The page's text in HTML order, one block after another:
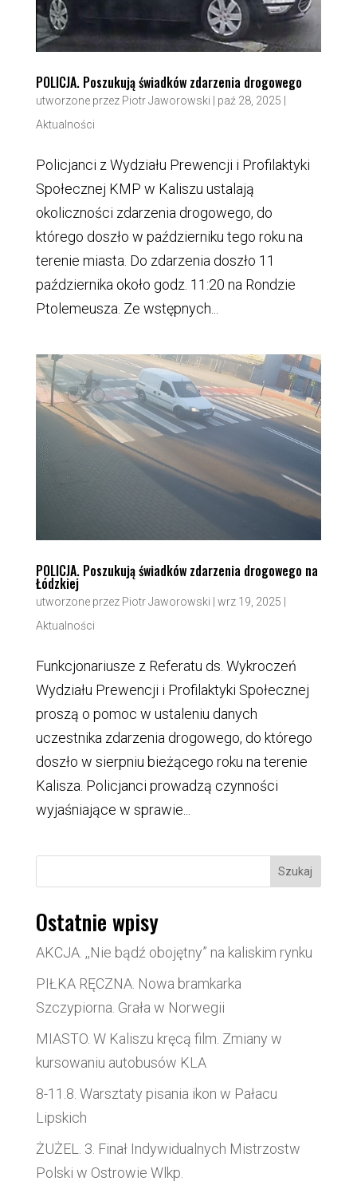
POLICJA. Poszukują świadków zdarzenia drogowego
utworzone przez Piotr Jaworowski | paź 28, 2025 |
Aktualności
Policjanci z Wydziału Prewencji i Profilaktyki
Społecznej KMP w Kaliszu ustalają
okoliczności zdarzenia drogowego, do
którego doszło w październiku tego roku na
terenie miasta. Do zdarzenia doszło 11
października około godz. 11:20 na Rondzie
Ptolemeusza. Ze wstępnych...
POLICJA. Poszukują świadków zdarzenia drogowego na
Łódzkiej
utworzone przez Piotr Jaworowski wrz 19, 2025
Aktualności
Funkcjonariusze z Referatu ds. Wykroczeń
Wydziału Prewencji i Profilaktyki Społecznej
proszą o pomoc w ustaleniu danych
uczestnika zdarzenia drogowego, do którego
doszło w sierpniu bieżącego roku na terenie
Kalisza. Policjanci prowadzą czynności
wyjaśniające w sprawie...
Szukaj
Ostatnie wpisy
AKCJA. ,,Nie bądź obojętny” na kaliskim rynku
PIŁKA RĘCZNA. Nowa bramkarka
Szczypiorna. Grała w Norwegii
MIASTO. W Kaliszu kręcą film. Zmiany w
kursowaniu autobusów KLA
8-11.8. Warsztaty pisania ikon w Pałacu
Lipskich
ŻUŻEL. 3. Finał Indywidualnych Mistrzostw
Polski w Ostrowie Wlkp.